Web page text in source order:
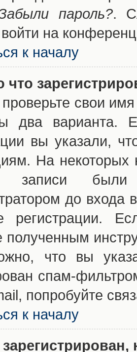
пароль?.
на
к началу
что
свои
два варианта.
вы указали,
На
записи были
до входа
регистрации.
полученным
что вы
спам-
попробуйте
к началу